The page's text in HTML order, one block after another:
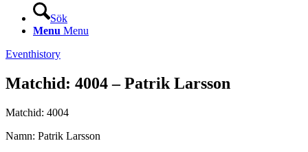
Sök
Menu Menu
Eventhistory
Matchid: 4004 – Patrik Larsson
Matchid: 4004
Namn: Patrik Larsson